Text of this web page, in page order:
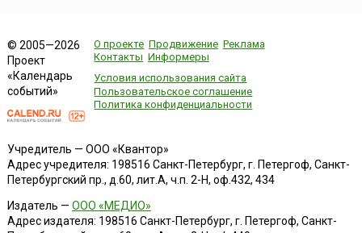
© 2005—2026
Проект
«Календарь
событий»
О проекте Продвижение Реклама
Контакты Информеры
Условия использования сайта
Пользовательское соглашение
Политика конфиденциальности
Учредитель — ООО «Квантор»
Адрес учредителя: 198516 Санкт-Петербург, г. Петергоф, Санкт-
Петербургский пр., д.60, лит.А, ч.п. 2-Н, оф.432, 434
Издатель — ООО «МЕДИО»
Адрес издателя: 198516 Санкт-Петербург, г. Петергоф, Санкт-